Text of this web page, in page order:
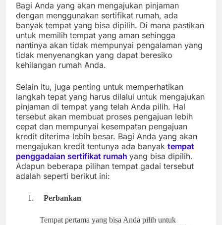
Bagi Anda yang akan mengajukan pinjaman
dengan menggunakan sertifikat rumah, ada
banyak tempat yang bisa dipilih. Di mana pastikan
untuk memilih tempat yang aman sehingga
nantinya akan tidak mempunyai pengalaman yang
tidak menyenangkan yang dapat beresiko
kehilangan rumah Anda.
Selain itu, juga penting untuk memperhatikan
langkah tepat yang harus dilalui untuk mengajukan
pinjaman di tempat yang telah Anda pilih. Hal
tersebut akan membuat proses pengajuan lebih
cepat dan mempunyai kesempatan pengajuan
kredit diterima lebih besar. Bagi Anda yang akan
mengajukan kredit tentunya ada banyak tempat
penggadaian sertifikat rumah yang bisa dipilih.
Adapun beberapa pilihan tempat gadai tersebut
adalah seperti berikut ini:
1. Perbankan
Tempat pertama yang bisa Anda pilih untuk